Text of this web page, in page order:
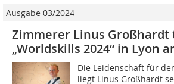
Ausgabe 03/2024
Zimmerer Linus
„Worldskills 2024“ in Lyon
Die Leidenschaft für
liegt Linus Großhardt